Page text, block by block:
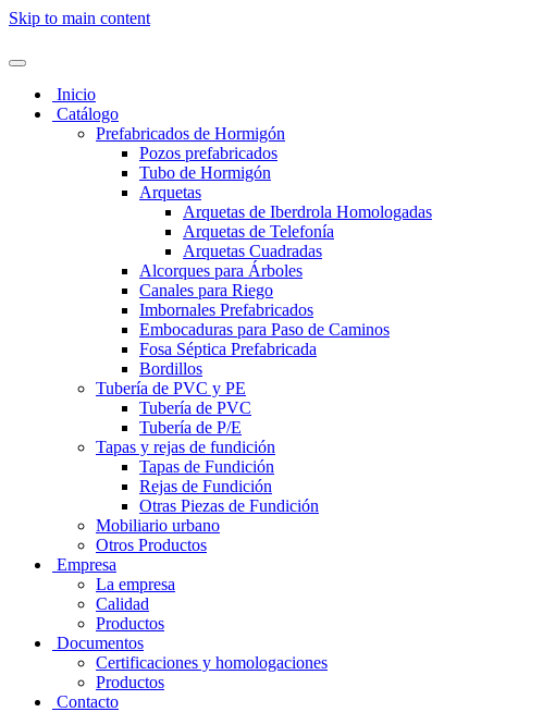
Skip to main content
Inicio
Catálogo
Prefabricados de Hormigón
Pozos prefabricados
Tubo de Hormigón
Arquetas
Arquetas de Iberdrola Homologadas
Arquetas de Telefonía
Arquetas Cuadradas
Alcorques para Árboles
Canales para Riego
Imbornales Prefabricados
Embocaduras para Paso de Caminos
Fosa Séptica Prefabricada
Bordillos
Tubería de PVC y PE
Tubería de PVC
Tubería de P/E
Tapas y rejas de fundición
Tapas de Fundición
Rejas de Fundición
Otras Piezas de Fundición
Mobiliario urbano
Otros Productos
Empresa
La empresa
Calidad
Productos
Documentos
Certificaciones y homologaciones
Productos
Contacto